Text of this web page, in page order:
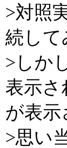
>対照
続して
>しか
表示さ
が表
>思い